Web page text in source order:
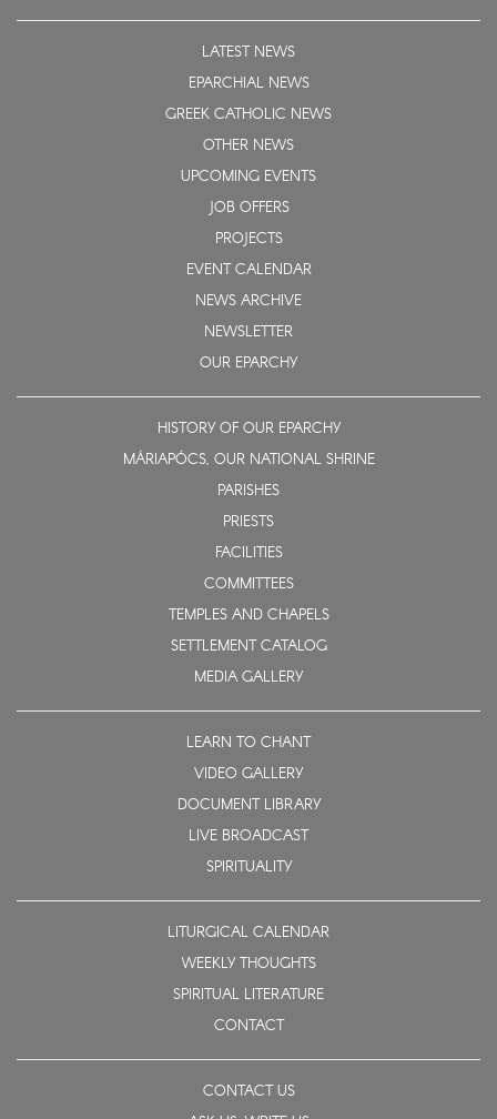
LATEST NEWS
EPARCHIAL NEWS
GREEK CATHOLIC NEWS
OTHER NEWS
UPCOMING EVENTS
JOB OFFERS
PROJECTS
EVENT CALENDAR
NEWS ARCHIVE
NEWSLETTER
OUR EPARCHY
HISTORY OF OUR EPARCHY
MÁRIAPÓCS, OUR NATIONAL SHRINE
PARISHES
PRIESTS
FACILITIES
COMMITTEES
TEMPLES AND CHAPELS
SETTLEMENT CATALOG
MEDIA GALLERY
LEARN TO CHANT
VIDEO GALLERY
DOCUMENT LIBRARY
LIVE BROADCAST
SPIRITUALITY
LITURGICAL CALENDAR
WEEKLY THOUGHTS
SPIRITUAL LITERATURE
CONTACT
CONTACT US